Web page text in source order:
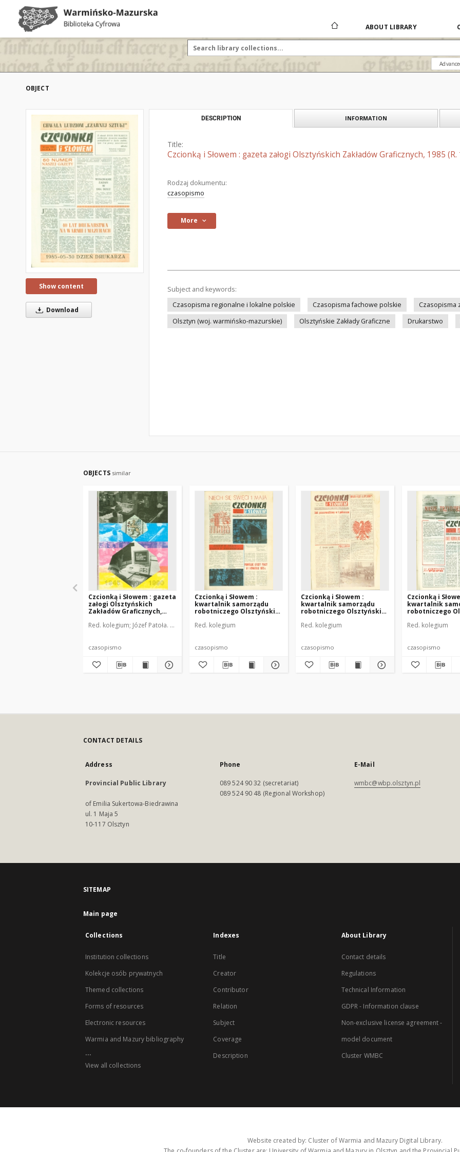
ABOUT LIBRARY
OBJECT
Show content
Download
DESCRIPTION INFORMATION
Title:
Czcionką i Słowem : gazeta załogi Olsztyńskich Zakładów Graficznych, 1985
Rodzaj dokumentu:
czasopismo
More
Subject and keywords:
Czasopisma regionalne i lokalne polskie
Czasopisma fachowe polskie
Czasopisma
Olsztyn (woj. warmińsko-mazurskie)
Olsztyńskie Zakłady Graficzne Drukarstwo
OBJECTS similar
Czcionką i Słowem : gazeta
załogi Olsztyńskich
Zakładów Graficznych,
Red. kolegium Józef Patoła. Oprac.
czasopismo
Czcionką i Słowem :
kwartalnik samorządu
robotniczego Olsztyńskich
Seweryna Pieniężnego w
Red. kolegium
czasopismo
Czcionką i Słowem :
kwartalnik samorządu
robotniczego Olsztyńskich
Seweryna Pieniężnego w
Red. kolegium
czasopismo
Czcionką i
kwartalnik
robotniczego
Seweryna
Red. kolegium
czasopismo
CONTACT DETAILS
Address
Provincial Public Library
of Emilia Sukertowa-Biedrawina
ul. 1 Maja 5
10-117 Olsztyn
Phone
089 524 90 32 (secretariat)
089 524 90 48 (Regional Workshop)
E-Mail
wmbc@wbp.olsztyn.pl
SITEMAP
Main page
Collections
Institution collections
Kolekcje osób prywatnych
Themed collections
Forms of resources
Electronic resources
Warmia and Mazury bibliography
...
View all collections
Indexes
Title
Creator
Contributor
Relation
Subject
Coverage
Description
About Library
Contact details
Regulations
Technical Information
GDPR - Information clause
Non-exclusive license agreement -
model document
Cluster WMBC
Website created by: Cluster of Warmia and Mazury Digital Library.